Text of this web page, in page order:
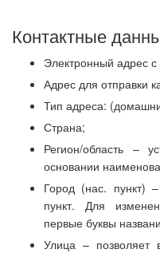
Контактные
Электронный адрес
Адрес для отправки
Тип адреса:
Страна;
Регион/область –
основании
Город (нас. пункт)
пункт. Для
первые буквы
Улица – позволяет